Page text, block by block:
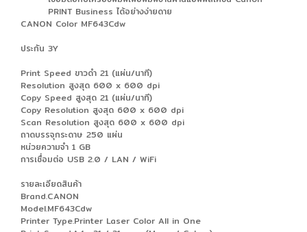
PRINT Business ได้อย่างง่ายดาย
CANON Color MF643Cdw
ประกัน 3Y
Print Speed ขาวดำ 21 (แผ่น/นาที)
Resolution สูงสุด 600 x 600 dpi
Copy Speed สูงสุด 21 (แผ่น/นาที)
Copy Resolution สูงสุด 600 x 600 dpi
Scan Resolution สูงสุด 600 x 600 dpi
ถาดบรรจุกระดาษ 250 แผ่น
หน่วยความจำ 1 GB
การเชื่อมต่อ USB 2.0 / LAN / WiFi
รายละเอียดสินค้า
Brand.CANON
Model.MF643Cdw
Printer Type.Printer Laser Color All in One